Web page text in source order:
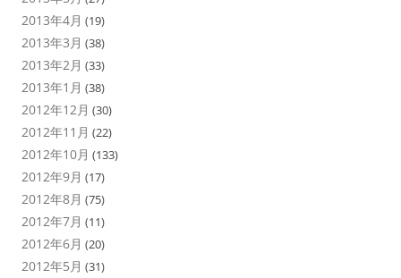
2013年4月 (19)
2013年3月 (38)
2013年2月 (33)
2013年1月 (38)
2012年12月 (30)
2012年11月 (22)
2012年10月 (133)
2012年9月 (17)
2012年8月 (75)
2012年7月 (11)
2012年6月 (20)
2012年5月 (31)